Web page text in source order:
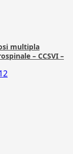
multipla
– CCSVI –